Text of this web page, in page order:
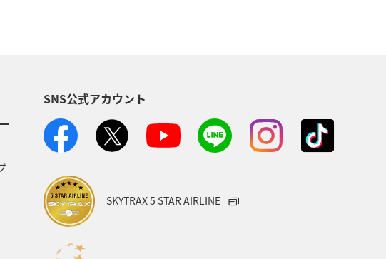
SNS公式アカウント
SKYTRAX 5 STAR AIRLINE